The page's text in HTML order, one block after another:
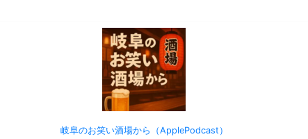
岐阜のお笑い酒場から（ApplePodcast）